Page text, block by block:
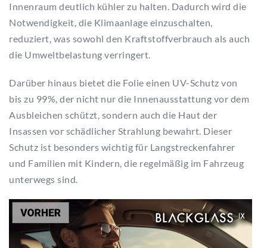
Innenraum deutlich kühler zu halten. Dadurch wird die
Notwendigkeit, die Klimaanlage einzuschalten,
reduziert, was sowohl den Kraftstoffverbrauch als auch
die Umweltbelastung verringert.
Darüber hinaus bietet die Folie einen UV-Schutz von
bis zu 99%, der nicht nur die Innenausstattung vor dem
Ausbleichen schützt, sondern auch die Haut der
Insassen vor schädlicher Strahlung bewahrt. Dieser
Schutz ist besonders wichtig für Langstreckenfahrer
und Familien mit Kindern, die regelmäßig im Fahrzeug
unterwegs sind.